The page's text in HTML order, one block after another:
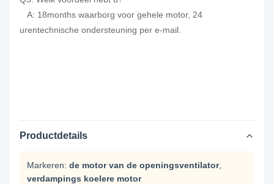
A: 18months waarborg voor gehele motor, 24
urentechnische ondersteuning per e-mail.
Productdetails
Markeren: de motor van de openingsventilator,
verdampings koelere motor